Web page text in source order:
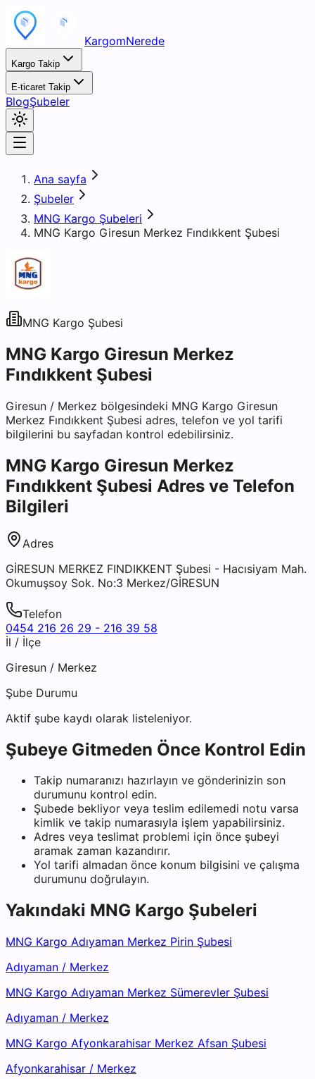
KargomNerede
Kargo Takip
E-ticaret Takip
BlogŞubeler
Ana sayfa
Şubeler
MNG Kargo Şubeleri
MNG Kargo Giresun Merkez Fındıkkent Şubesi
MNG Kargo Şubesi
MNG Kargo Giresun Merkez
Fındıkkent Şubesi
Giresun / Merkez bölgesindeki MNG Kargo Giresun
Merkez Fındıkkent Şubesi adres, telefon ve yol tarifi
bilgilerini bu sayfadan kontrol edebilirsiniz.
MNG Kargo Giresun Merkez
Fındıkkent Şubesi Adres ve Telefon
Bilgileri
Adres
GİRESUN MERKEZ FINDIKKENT Şubesi - Hacısiyam Mah.
Okumuşsoy Sok. No:3 Merkez/GİRESUN
Telefon
0454 216 26 29 - 216 39 58
İl / İlçe
Giresun / Merkez
Şube Durumu
Aktif şube kaydı olarak listeleniyor.
Şubeye Gitmeden Önce Kontrol Edin
Takip numaranızı hazırlayın ve gönderinizin son
durumunu kontrol edin.
Şubede bekliyor veya teslim edilemedi notu varsa
kimlik ve takip numarasıyla işlem yapabilirsiniz.
Adres veya teslimat problemi için önce şubeyi
aramak zaman kazandırır.
Yol tarifi almadan önce konum bilgisini ve çalışma
durumunu doğrulayın.
Yakındaki MNG Kargo Şubeleri
MNG Kargo Adıyaman Merkez Pirin Şubesi
Adıyaman / Merkez
MNG Kargo Adıyaman Merkez Sümerevler Şubesi
Adıyaman / Merkez
MNG Kargo Afyonkarahisar Merkez Afsan Şubesi
Afyonkarahisar / Merkez